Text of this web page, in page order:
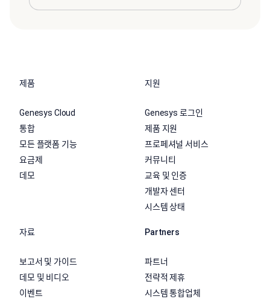
제품
Genesys Cloud
통합
모든 플랫폼 기능
요금제
데모
지원
Genesys 로그인
제품 지원
프로페셔널 서비스
커뮤니티
교육 및 인증
개발자 센터
시스템 상태
자료
보고서 및 가이드
데모 및 비디오
이벤트
Partners
파트너
전략적 제휴
시스템 통합업체